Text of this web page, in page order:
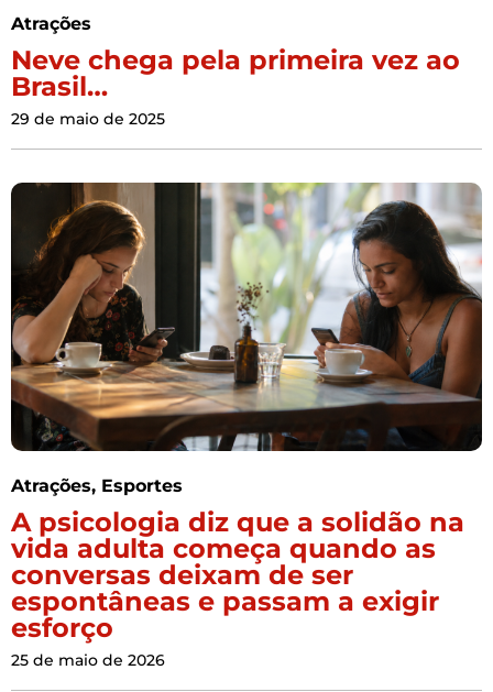
Atrações
Neve chega pela primeira vez ao
Brasil…
29 de maio de 2025
Atrações, Esportes
A psicologia diz que a solidão na
vida adulta começa quando as
conversas deixam de ser
espontâneas e passam a exigir
esforço
25 de maio de 2026